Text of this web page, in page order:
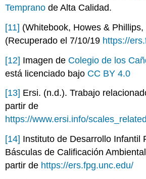
Temprano de Alta Calidad.
[11] (Whitebook, Howes &
(Recuperado el 7/10/19 https://
[12] Imagen de Colegio de los
está licenciado bajo CC BY 4.0
[13] Ersi. (n.d.). Trabajo
partir de
https://www.ersi.info/
[14] Instituto de Desarrollo Infantil
Básculas de Calificación
partir de https://ers.fpg.unc.edu/